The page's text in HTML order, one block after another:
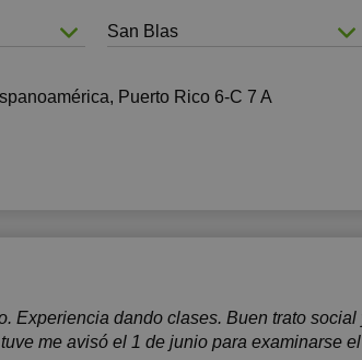
San Blas
Puerto Rico 6-C 7 A
Experiencia dando clases. Buen trato
me avisó el 1 de junio para examinarse